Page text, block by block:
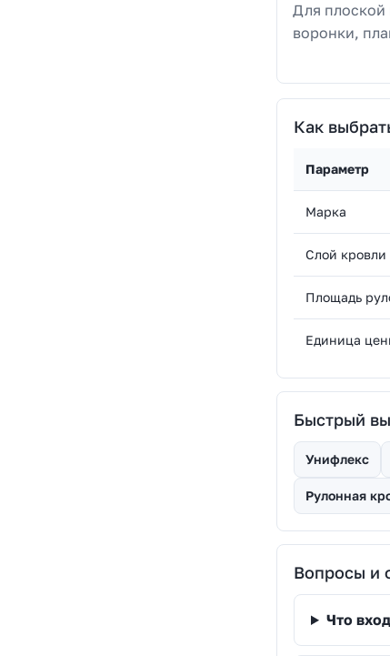
Для плоской
воронки,
Как
Параметр
Марка
Слой кровли
Площадь
Единица
Быстрый
Унифлекс
Рулонная
Вопросы и
Что